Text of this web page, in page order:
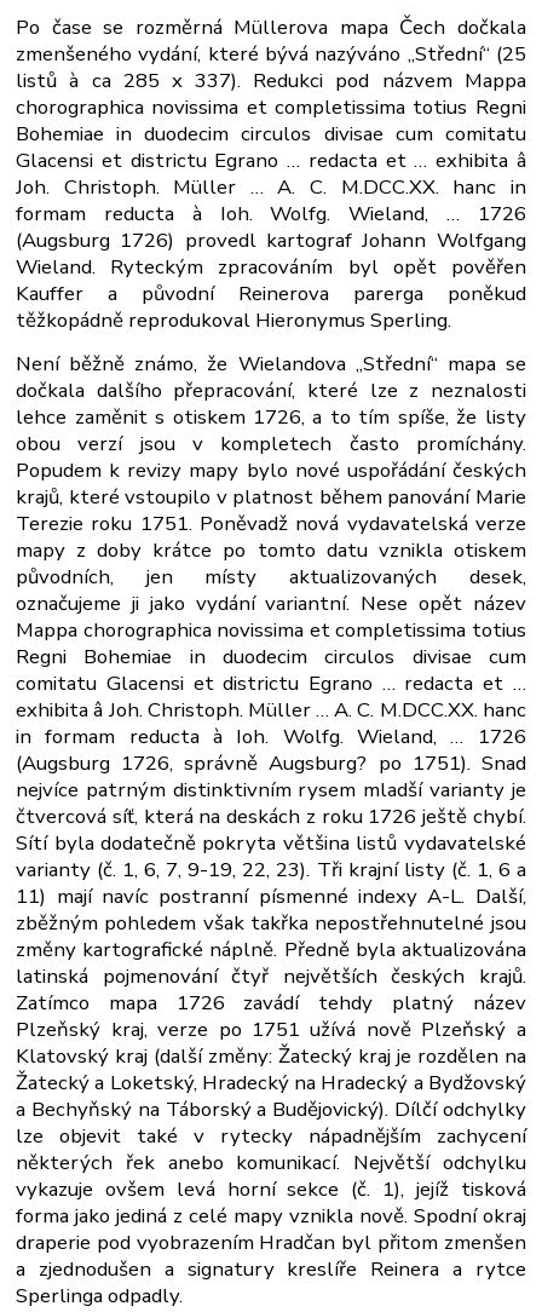
Po čase se rozměrná Müllerova mapa Čech dočkala
zmenšeného vydání, které bývá nazýváno „Střední“ (25
listů à ca 285 x 337). Redukci pod názvem Mappa
chorographica novissima et completissima totius Regni
Bohemiae in duodecim circulos divisae cum comitatu
Glacensi et districtu Egrano … redacta et … exhibita â
Joh. Christoph. Müller … A. C. M.DCC.XX. hanc in
formam reducta à Ioh. Wolfg. Wieland, … 1726
(Augsburg 1726) provedl kartograf Johann Wolfgang
Wieland. Ryteckým zpracováním byl opět pověřen
Kauffer a původní Reinerova parerga poněkud
těžkopádně reprodukoval Hieronymus Sperling.
Není běžně známo, že Wielandova „Střední“ mapa se
dočkala dalšího přepracování, které lze z neznalosti
lehce zaměnit s otiskem 1726, a to tím spíše, že listy
obou verzí jsou v kompletech často promíchány.
Popudem k revizy mapy bylo nové uspořádání českých
krajů, které vstoupilo v platnost během panování Marie
Terezie roku 1751. Poněvadž nová vydavatelská verze
mapy z doby krátce po tomto datu vznikla otiskem
původních, jen místy aktualizovaných desek,
označujeme ji jako vydání variantní. Nese opět název
Mappa chorographica novissima et completissima totius
Regni Bohemiae in duodecim circulos divisae cum
comitatu Glacensi et districtu Egrano … redacta et …
exhibita â Joh. Christoph. Müller … A. C. M.DCC.XX. hanc
in formam reducta à Ioh. Wolfg. Wieland, … 1726
(Augsburg 1726, správně Augsburg? po 1751). Snad
nejvíce patrným distinktivním rysem mladší varianty je
čtvercová síť, která na deskách z roku 1726 ještě chybí.
Sítí byla dodatečně pokryta většina listů vydavatelské
varianty (č. 1, 6, 7, 9-19, 22, 23). Tři krajní listy (č. 1, 6 a
11) mají navíc postranní písmenné indexy A-L. Další,
zběžným pohledem však takřka nepostřehnutelné jsou
změny kartografické náplně. Předně byla aktualizována
latinská pojmenování čtyř největších českých krajů.
Zatímco mapa 1726 zavádí tehdy platný název
Plzeňský kraj, verze po 1751 užívá nově Plzeňský a
Klatovský kraj (další změny: Žatecký kraj je rozdělen na
Žatecký a Loketský, Hradecký na Hradecký a Bydžovský
a Bechyňský na Táborský a Budějovický). Dílčí odchylky
lze objevit také v rytecky nápadnějším zachycení
některých řek anebo komunikací. Největší odchylku
vykazuje ovšem levá horní sekce (č. 1), jejíž tisková
forma jako jediná z celé mapy vznikla nově. Spodní okraj
draperie pod vyobrazením Hradčan byl přitom zmenšen
a zjednodušen a signatury kreslíře Reinera a rytce
Sperlinga odpadly.